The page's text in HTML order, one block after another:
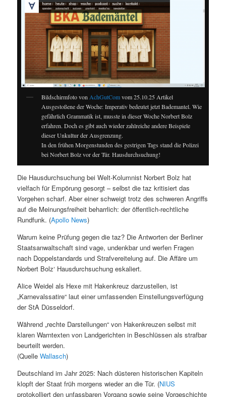
Bildschirmfoto vonAchGutComvom 25.10.25 Artikel
Ausgestoßene der Woche: Imperativ bedeutet jetzt Bademantel. Wie
gefährlich Grammatik ist, musste in dieser Woche Norbert Bolz
erfahren. Doch es gibt auch wieder zahlreiche andere Beispiele
dieser Unkultur der Ausgrenzung.
In den frühen Morgenstunden des gestrigen Tags stand die Polizei
bei Norbert Bolz vor der Tür. Hausdurchsuchung!
Die Hausdurchsuchung bei Welt-Kolumnist Norbert Bolz hat
vielfach für Empörung gesorgt – selbst die taz kritisiert das
Vorgehen scharf. Aber einer schweigt trotz des schweren Angriffs
auf die Meinungsfreiheit beharrlich: der öffentlich-rechtliche
Rundfunk. (Apollo News)
Warum keine Prüfung gegen die taz? Die Antworten der Berliner
Staatsanwaltschaft sind vage, undenkbar und werfen Fragen
nach Doppelstandards und Strafvereitelung auf. Die Affäre um
Norbert Bolz‘ Hausdurchsuchung eskaliert.
Alice Weidel als Hexe mit Hakenkreuz darzustellen, ist
„Karnevalssatire“ laut einer umfassenden Einstellungsverfügung
der StA Düsseldorf.
Während „rechte Darstellungen“ von Hakenkreuzen selbst mit
klaren Warntexten von Landgerichten in Beschlüssen als strafbar
beurteilt werden.
(QuelleWallasch)
Deutschland im Jahr 2025: Nach düsteren historischen Kapiteln
klopft der Staat früh morgens wieder an die Tür. (NIUS
protokolliert den unfassbaren Vorgang sowie seine Vorgeschichte